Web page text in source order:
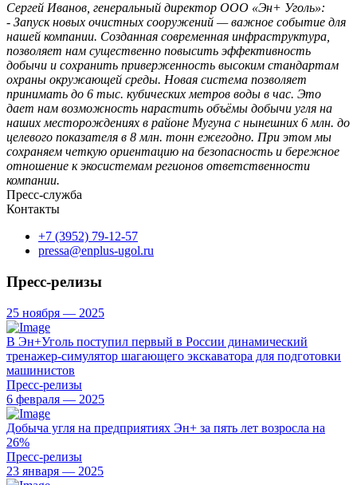
Сергей Иванов, генеральный директор ООО «Эн+ Уголь»:
- Запуск новых очистных сооружений — важное событие для
нашей компании. Созданная современная инфраструктура,
позволяет нам существенно повысить эффективность
добычи и сохранить приверженность высоким стандартам
охраны окружающей среды. Новая система позволяет
принимать до 6 тыс. кубических метров воды в час. Это
дает нам возможность нарастить объёмы добычи угля на
наших месторождениях в районе Мугуна с нынешних 6 млн. до
целевого показателя в 8 млн. тонн ежегодно. При этом мы
сохраняем четкую ориентацию на безопасность и бережное
отношение к экосистемам регионов ответственности
компании.
Пресс-служба
Контакты
+7 (3952) 79-12-57
pressa@enplus-ugol.ru
Пресс-релизы
25 ноября — 2025
В Эн+Уголь поступил первый в России динамический
тренажер-симулятор шагающего экскаватора для подготовки
машинистов
Пресс-релизы
6 февраля — 2025
Добыча угля на предприятиях Эн+ за пять лет возросла на
26%
Пресс-релизы
23 января — 2025